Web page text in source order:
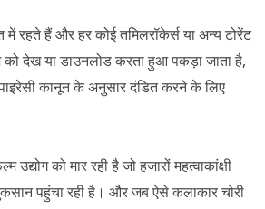
में रहते हैं और हर कोई तमिलरॉकेर्स या अन्य टोरेंट
को देख या डाउनलोड करता हुआ पकड़ा जाता है,
कानून के अनुसार दंडित करने के लिए
उद्योग को मार रही है जो हजारों महत्वाकांक्षी
पहुंचा रही है। और जब ऐसे कलाकार चोरी